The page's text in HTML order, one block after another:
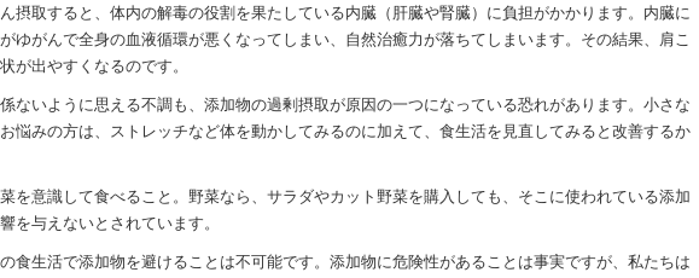
摂取すると、体内の解毒の役割を果たしている内臓（肝臓や腎臓）に負担がかかります。内臓に
ゆがんで全身の血液循環が悪くなってしまい、自然治癒力が落ちてしまいます。その結果、肩こ
が出やすくなるのです。
ないように思える不調も、添加物の過剰摂取が原因の一つになっている恐れがあります。小さな
悩みの方は、ストレッチなど体を動かしてみるのに加えて、食生活を見直してみると改善するか
を意識して食べること。野菜なら、サラダやカット野菜を購入しても、そこに使われている添加
を与えないとされています。
食生活で添加物を避けることは不可能です。添加物に危険性があることは事実ですが、私たちは